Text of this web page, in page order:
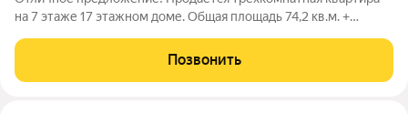
на 7 этаже 17 этажном доме. Общая площадь 74,2 кв.м. +
15,1 кв.м. Кухня оборудована встроенной мебелью и техникой!
2 лифта, "умный "
Позвонить